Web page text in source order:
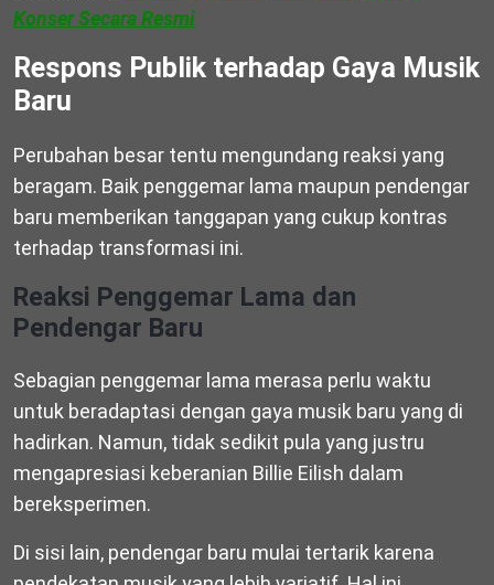
Konser Secara Resmi
Respons Publik terhadap Gaya Musik
Baru
Perubahan besar tentu mengundang reaksi yang
beragam. Baik penggemar lama maupun pendengar
baru memberikan tanggapan yang cukup kontras
terhadap transformasi ini.
Reaksi Penggemar Lama dan
Pendengar Baru
Sebagian penggemar lama merasa perlu waktu
untuk beradaptasi dengan gaya musik baru yang di
hadirkan. Namun, tidak sedikit pula yang justru
mengapresiasi keberanian Billie Eilish dalam
bereksperimen.
Di sisi lain, pendengar baru mulai tertarik karena